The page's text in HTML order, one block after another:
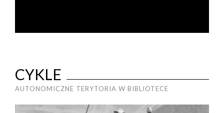
CYKLE
AUTONOMICZNE TERYTORIA W BIBLIOTECE